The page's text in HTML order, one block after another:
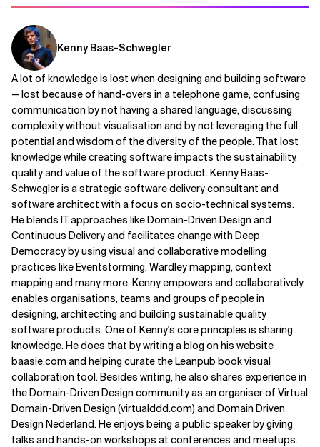
Kenny Baas-Schwegler
A lot of knowledge is lost when designing and building software
— lost because of hand-overs in a telephone game, confusing
communication by not having a shared language, discussing
complexity without visualisation and by not leveraging the full
potential and wisdom of the diversity of the people. That lost
knowledge while creating software impacts the sustainability,
quality and value of the software product. Kenny Baas-
Schwegler is a strategic software delivery consultant and
software architect with a focus on socio-technical systems.
He blends IT approaches like Domain-Driven Design and
Continuous Delivery and facilitates change with Deep
Democracy by using visual and collaborative modelling
practices like Eventstorming, Wardley mapping, context
mapping and many more. Kenny empowers and collaboratively
enables organisations, teams and groups of people in
designing, architecting and building sustainable quality
software products. One of Kenny's core principles is sharing
knowledge. He does that by writing a blog on his website
baasie.com and helping curate the Leanpub book visual
collaboration tool. Besides writing, he also shares experience in
the Domain-Driven Design community as an organiser of Virtual
Domain-Driven Design (virtualddd.com) and Domain Driven
Design Nederland. He enjoys being a public speaker by giving
talks and hands-on workshops at conferences and meetups.